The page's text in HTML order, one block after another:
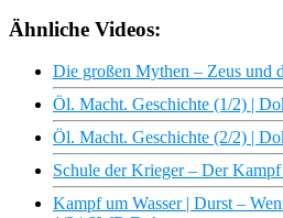
Ähnliche Videos:
Die großen Mythen – Zeus und
Öl. Macht. Geschichte (1/2) |
Öl. Macht. Geschichte (2/2) |
Schule der Krieger – Der
Kampf um Wasser | Durst –